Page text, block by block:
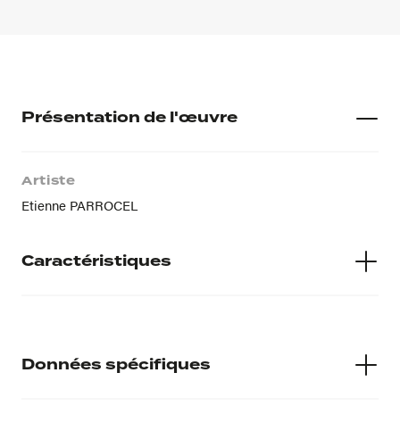
Présentation de l'œuvre
Artiste
Etienne PARROCEL
Caractéristiques
Données spécifiques